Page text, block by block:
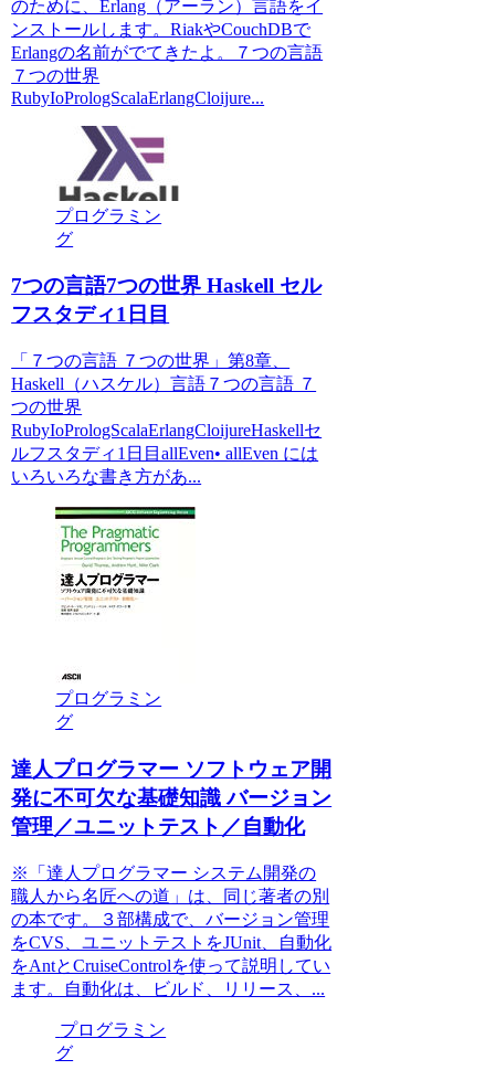
のために、Erlang（アーラン）言語をイ
ンストールします。RiakやCouchDBで
Erlangの名前がでてきたよ。７つの言語
７つの世界
RubyIoPrologScalaErlangCloijure...
プログラミン
グ
7つの言語7つの世界 Haskell セル
フスタディ1日目
「７つの言語 ７つの世界」第8章、
Haskell（ハスケル）言語７つの言語 ７
つの世界
RubyIoPrologScalaErlangCloijureHaskellセ
ルフスタディ1日目allEven• allEven には
いろいろな書き方があ...
プログラミン
グ
達人プログラマー ソフトウェア開
発に不可欠な基礎知識 バージョン
管理／ユニットテスト／自動化
※「達人プログラマー システム開発の
職人から名匠への道」は、同じ著者の別
の本です。３部構成で、バージョン管理
をCVS、ユニットテストをJUnit、自動化
をAntとCruiseControlを使って説明してい
ます。自動化は、ビルド、リリース、...
プログラミン
グ